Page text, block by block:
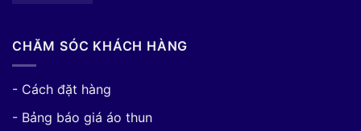
CHĂM SÓC KHÁCH HÀNG
- Cách đặt hàng
- Bảng báo giá áo thun